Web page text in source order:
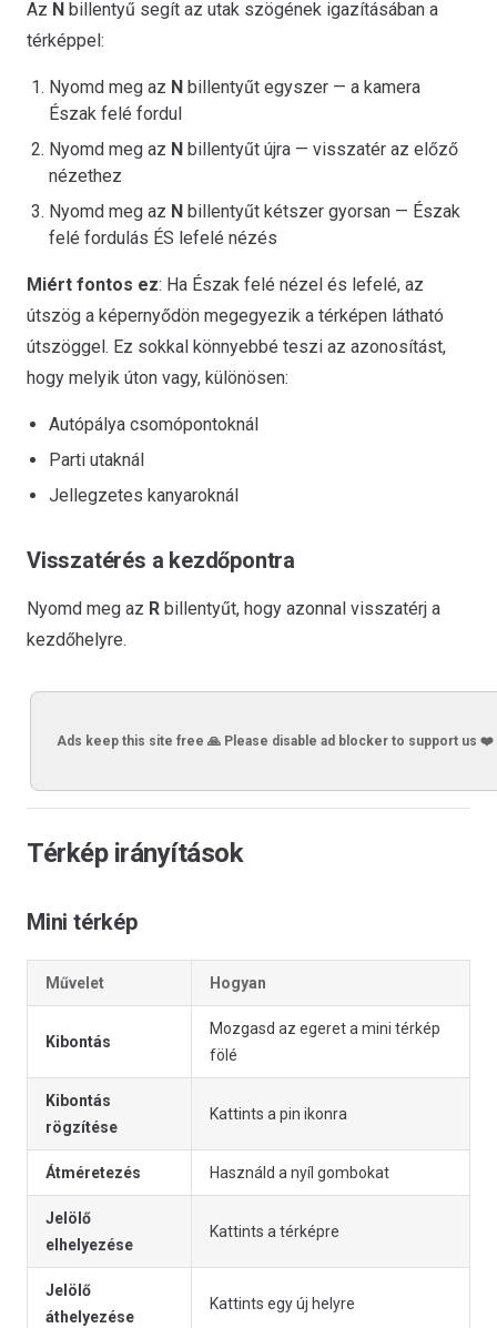
Az N billentyű segít az utak szögének igazításában a
térképpel:
Nyomd meg az N billentyűt egyszer — a kamera
Észak felé fordul
Nyomd meg az N billentyűt újra — visszatér az előző
nézethez
Nyomd meg az N billentyűt kétszer gyorsan — Észak
felé fordulás ÉS lefelé nézés
Miért fontos ez: Ha Észak felé nézel és lefelé, az
útszög a képernyődön megegyezik a térképen látható
útszöggel. Ez sokkal könnyebbé teszi az azonosítást,
hogy melyik úton vagy, különösen:
Autópálya csomópontoknál
Parti utaknál
Jellegzetes kanyaroknál
Visszatérés a kezdőpontra
Nyomd meg az R billentyűt, hogy azonnal visszatérj a
kezdőhelyre.
Ads keep this site free 🙏 Please disable ad blocker to support us ❤️
Térkép irányítások
Mini térkép
Művelet Hogyan
Kibontás
Mozgasd az egeret a mini térkép
fölé
Kibontás
rögzítése
Kattints a pin ikonra
Átméretezés Használd a nyíl gombokat
Jelölő
elhelyezése
Kattints a térképre
Jelölő
áthelyezése
Kattints egy új helyre